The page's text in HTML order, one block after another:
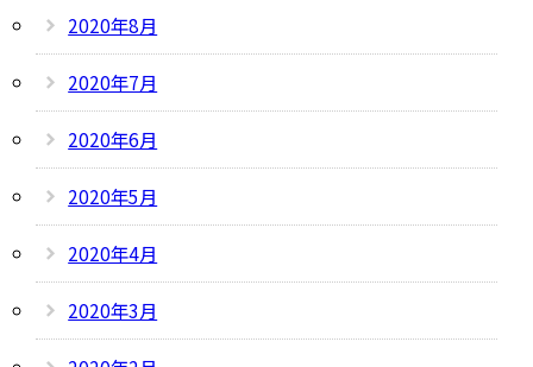
2020年8月
2020年7月
2020年6月
2020年5月
2020年4月
2020年3月